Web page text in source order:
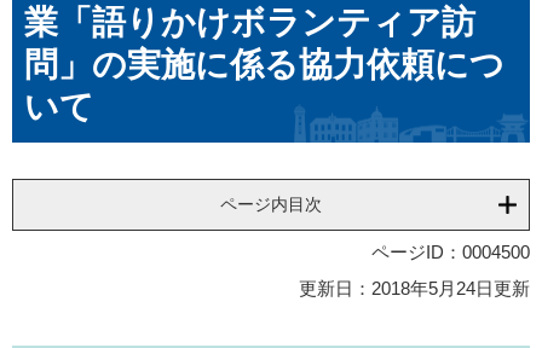
業「語りかけボランティア訪
問」の実施に係る協力依頼につ
いて
ページ内目次
ページID：0004500
更新日：2018年5月24日更新